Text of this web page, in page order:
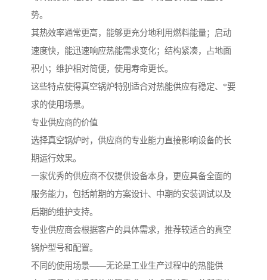
势。
其热效率通常更高，能够更充分地利用燃料能量；启动
速度快，能迅速响应热能需求变化；结构紧凑，占地面
积小；维护相对简便，使用寿命更长。
这些特点使得真空锅炉特别适合对热能供应有稳定、*要
求的使用场景。
专业供应商的价值
选择真空锅炉时，供应商的专业能力直接影响设备的长
期运行效果。
一家优秀的供应商不仅提供设备本身，更应具备全面的
服务能力，包括前期的方案设计、中期的安装调试以及
后期的维护支持。
专业供应商会根据客户的具体需求，推荐较适合的真空
锅炉型号和配置。
不同的使用场景——无论是工业生产过程中的热能供